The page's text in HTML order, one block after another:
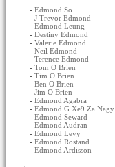
- Edmond So
- J Trevor Edmond
- Edmond Leung
- Destiny Edmond
- Valerie Edmond
- Neil Edmond
- Terence Edmond
- Tom O Brien
- Tim O Brien
- Ben O Brien
- Jim O Brien
- Edmond Agabra
- Edmond G Xe9 Za Nagy
- Edmond Seward
- Edmond Audran
- Edmond Levy
- Edmond Rostand
- Edmond Ardisson